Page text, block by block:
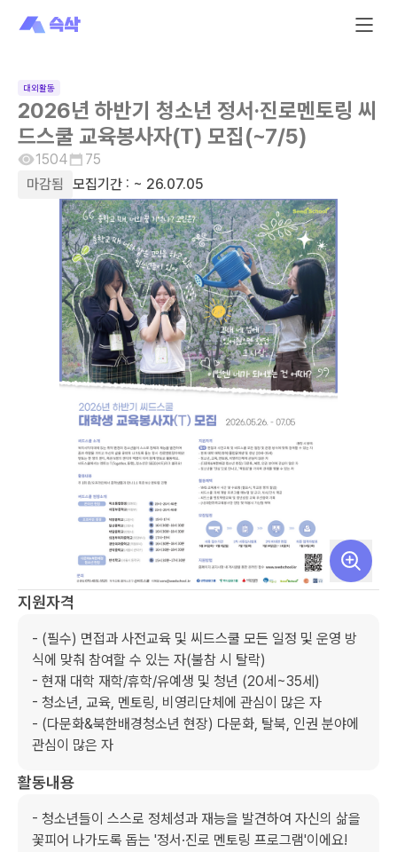
대외활동
2026년 하반기 청소년 정서·진로멘토링 씨
드스쿨 교육봉사자(T) 모집(~7/5)
1504
75
마감됨
모집기간 : ~ 26.07.05
지원자격
- (필수) 면접과 사전교육 및 씨드스쿨 모든 일정 및 운영 방
식에 맞춰 참여할 수 있는 자(불참 시 탈락)
- 현재 대학 재학/휴학/유예생 및 청년 (20세~35세)
- 청소년, 교육, 멘토링, 비영리단체에 관심이 많은 자
- (다문화&북한배경청소년 현장) 다문화, 탈북, 인권 분야에
관심이 많은 자
활동내용
- 청소년들이 스스로 정체성과 재능을 발견하여 자신의 삶을
꽃피어 나가도록 돕는 '정서·진로 멘토링 프로그램'이에요!